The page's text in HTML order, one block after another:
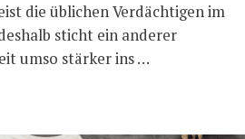
die üblichen Verdächtigen im
sticht ein anderer
umso stärker ins …